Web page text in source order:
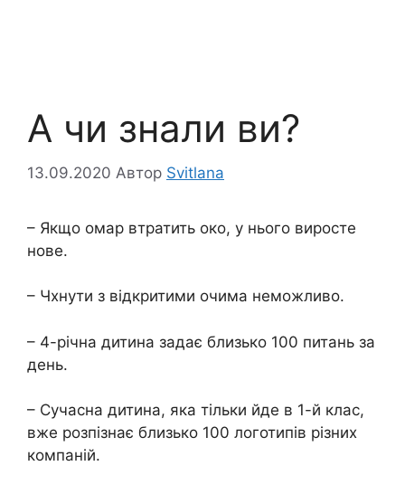
А чи знали ви?
13.09.2020 Автор Svitlana
– Якщо омар втратить око, у нього виросте
нове.
– Чхнути з відкритими очима неможливо.
– 4-річна дитина задає близько 100 питань за
день.
– Сучасна дитина, яка тільки йде в 1-й клас,
вже розпізнає близько 100 логотипів різних
компаній.